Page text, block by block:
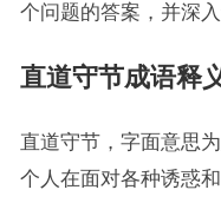
个问题的答案，并深
直道守节成语释
直道守节，字面意思
个人在面对各种诱惑